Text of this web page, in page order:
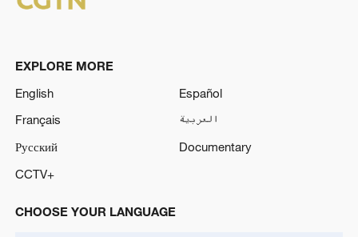
EXPLORE MORE
English
Español
Français
العربية
Русский
Documentary
CCTV+
CHOOSE YOUR LANGUAGE